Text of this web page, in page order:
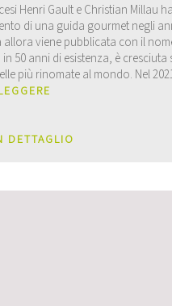
Henri Gault e Christian Millau
di una guida gourmet negli
allora viene pubblicata con il
50 anni di esistenza, è cresciuta
più rinomate al mondo. Nel
serie di guide regionali sui vini,
DETTAGLIO